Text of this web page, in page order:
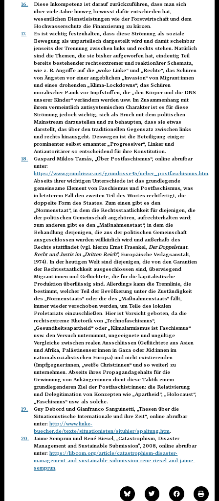
16.
Diese Inkompetenz ist darauf zurückzuführen, dass man sich
über viele Jahre hinweg bewusst dafür entschieden hat,
wesentlichen Dienstleistungen wie der Forstwirtschaft und dem
Hochwasserschutz die Finanzierung zu kürzen.
17.
Es ist wichtig festzuhalten, dass diese Strömung als soziale
Bewegung als unparteiisch dargestellt wird und damit scheinbar
jenseits der Trennung zwischen links und rechts stehen. Natürlich
sind die Themen, die sie bisher aufgeworfen hat, eindeutig Teil
bereits bestehender rechtsextremer und reaktionärer Schemata,
wie z. B. Angriffe auf die „woke Linke“ und „Rechte“, das Schüren
von Ängsten vor einer angeblichen „Invasion“ von Migrant:innen
und eines drohenden „Klima-Lockdowns“, das Schüren
moralischer Panik vor Impfstoffen, die „den Körper und die DNS
unserer Kinder“ verändern werden usw. Im Zusammenhang mit
ihrem vermeintlich antisystemischen Charakter ist es für diese
Strömung jedoch wichtig, sich als Bruch mit dem politischen
Mainstream darzustellen und zu behaupten, dass sie etwas
darstellt, das über den traditionellen Gegensatz zwischen links
und rechts hinausgeht. Deswegen ist die Beteiligung einiger
prominenter selbst ernannter „Progressiver“, Linker und
Antiautoritärer so entscheidend für ihre Konstitution.
18.
Gaspard Miklos Tamás, „Über Postfaschismus“, online abrufbar
unter:
https://www.grundrisse.net/grundrisse45/ueber_postfaschismus.htm.
Abseits ihrer wichtigen Unterschiede ist das grundlegende
gemeinsame Element von Faschismus und Postfaschismus, was
in letzterem Fall den zweiten Teil des Wortes rechtfertigt, die
doppelte Form des Staates. Zum einen gibt es den
„Normenstaat“, in dem die Rechtsstaatlichkeit für diejenigen, die
der politischen Gemeinschaft angehören, aufrechterhalten wird;
zum anderen gibt es den „Maßnahmenstaat“, in dem die
Behandlung derjenigen, die aus der politischen Gemeinschaft
ausgeschlossen wurden willkürlich wird und außerhalb des
Rechts stattfindet (vgl. hierzu Ernst Fraenkel, Der Doppelstaat.
Recht und Justiz im „Dritten Reich“, Europäische Verlagsanstalt,
1974). In der heutigen Welt sind diejenigen, die von den Garantien
der Rechtsstaatlichkeit ausgeschlossen sind, überwiegend
Migrant:innen und Geflüchtete, die für die kapitalistische
Produktion überflüssig sind. Allerdings kann die Trennlinie, die
bestimmt, welcher Teil der Bevölkerung unter die Zuständigkeit
des „Normenstaats“ oder die des „Maßnahmenstaats“ fällt,
immer wieder verschoben werden, um Teile des lokalen
Proletariats einzuschließen. Hier ist Vorsicht geboten, da die
rechtsextreme Rhetorik von „Technofaschismus“,
„Gesundheitsapartheid“ oder „Klimalarmismus ist Faschismus“
usw. den Versuch unternimmt, ungeeignete und ungültige
Vergleiche zwischen realen Ausschlüssen (Geflüchtete aus Asien
und Afrika, Palästinenser:innen in Gaza oder Jüd:innen im
nationalsozialistischen Europa) und nicht existierenden
(Impfgegner:innen, „weiße Christ:innen“ und so weiter) zu
unternehmen. Abseits ihres Propagandagehalts für die
Gewinnung von Anhänger:innen dient diese Taktik einem
grundlegenderen Ziel der Postfaschist:innen: die Relativierung
und Delegitimation von Konzepten wie „Apartheid“, „Holocaust“,
„Faschismus“ usw. als solche.
19.
Guy Debord und Gianfranco Sanguinetti, „Thesen über die
Situationistische Internationale und ihre Zeit“, online abrufbar
unter:http://www.linke-
buecher.de/texte/situationisten/situhier/spaltung.htm.
20.
Jaime Semprun und René Riesel, „Catastrophism, Disaster
Management and Sustainable Submission”, 2008, online abrufbar
unter:https://libcom.org/article/catastrophism-disaster-
management-and-sustainable-submission-rene-riesel-and-jaime-
semprun.